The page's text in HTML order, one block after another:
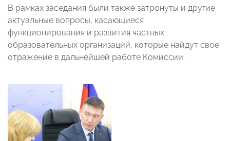
В рамках заседания были также затронуты и другие
актуальные вопросы, касающиеся
функционирования и развития частных
образовательных организаций, которые найдут свое
отражение в дальнейшей работе Комиссии.